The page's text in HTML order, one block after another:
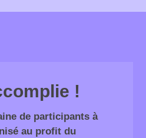
!
de participants à
au profit du